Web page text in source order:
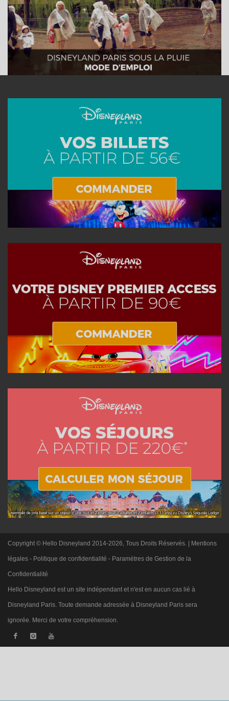
Copyright © Hello Disneyland 2014-2026, Tous Droits Réservés. | Mentions
légales - Politique de confidentialité - Paramètres de Gestion de la
Confidentialité
Hello Disneyland est un site indépendant et n'est en aucun cas lié à
Disneyland Paris. Toute demande adressée à Disneyland Paris sera
ignorée. Merci de votre compréhension.